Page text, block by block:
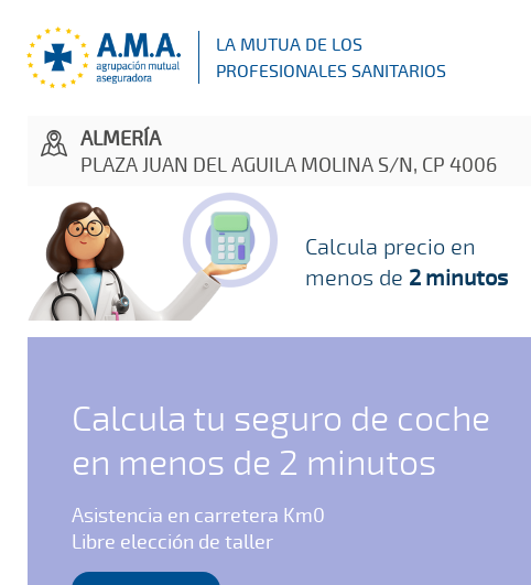
LA MUTUA DE LOS
PROFESIONALES SANITARIOS
ALMERÍA
PLAZA JUAN DEL AGUILA MOLINA S/N, CP 4006
Calcula precio en
menos de 2 minutos
Calcula tu seguro de coche
en menos de 2 minutos
Asistencia en carretera Km0
Libre elección de taller